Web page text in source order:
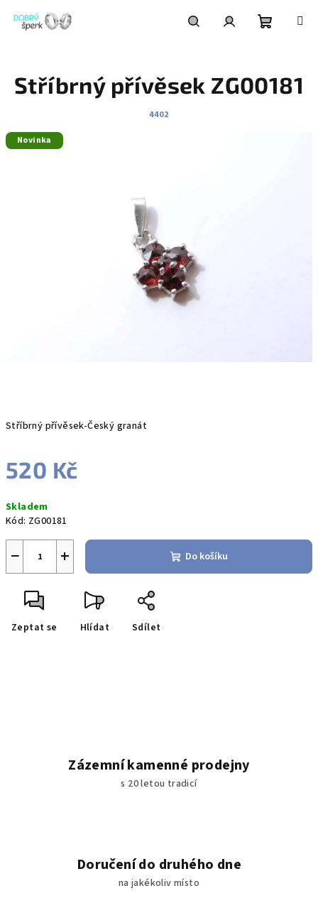
obsah
košík
Stříbrný přívěsek-Český granát
520 Kč
cena:
Skladem
Kód: ZG00181
+
− Do košíku
Zeptat se Hlídat Sdílet
Stříbrný přívěsek ZG00181
4402
Novinka
Zázemní kamenné prodejny
s 20 letou tradicí
Doručení do druhého dne
na jakékoliv místo